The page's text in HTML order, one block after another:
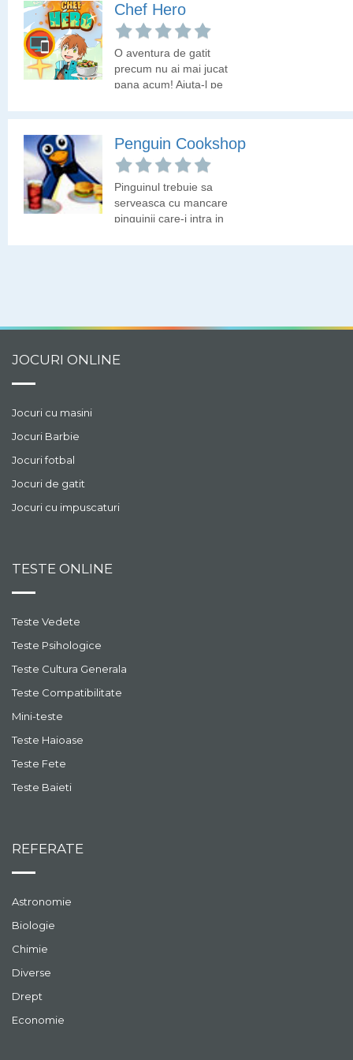
banda.
Chef Hero
O aventura de gatit
precum nu ai mai jucat
pana acum! Ajuta-l pe
Penguin Cookshop
Pinguinul trebuie sa
serveasca cu mancare
pinguinii care-i intra in
JOCURI ONLINE
Jocuri cu masini
Jocuri Barbie
Jocuri fotbal
Jocuri de gatit
Jocuri cu impuscaturi
TESTE ONLINE
Teste Vedete
Teste Psihologice
Teste Cultura Generala
Teste Compatibilitate
Mini-teste
Teste Haioase
Teste Fete
Teste Baieti
REFERATE
Astronomie
Biologie
Chimie
Diverse
Drept
Economie